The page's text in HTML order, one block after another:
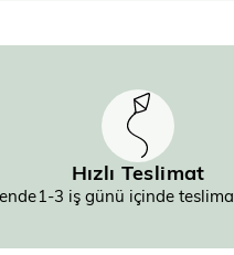
Hızlı Teslimat
1-3 iş günü içinde